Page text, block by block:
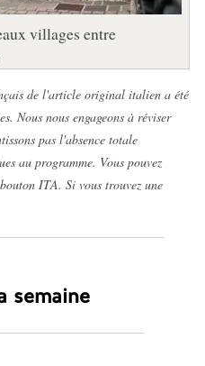
villages entre
de l'article original italien a été
Nous nous engageons à réviser
pas l'absence totale
au programme. Vous pouvez
ITA. Si vous trouvez une
semaine